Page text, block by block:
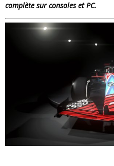
complète sur consoles et PC.